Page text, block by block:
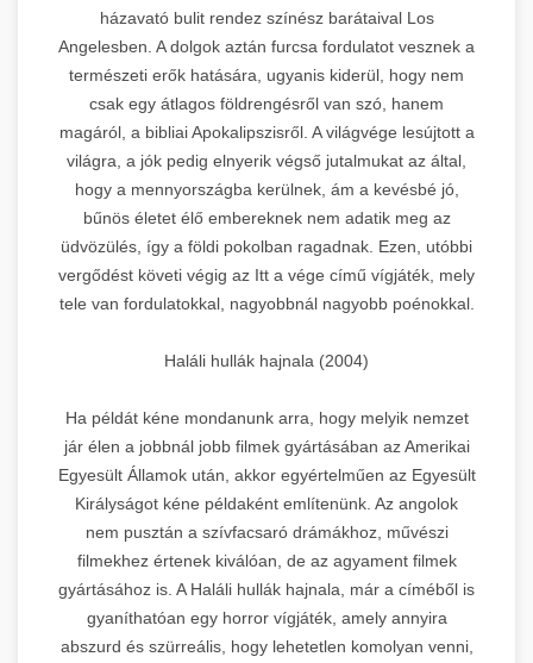
házavató bulit rendez színész barátaival Los
Angelesben. A dolgok aztán furcsa fordulatot vesznek a
természeti erők hatására, ugyanis kiderül, hogy nem
csak egy átlagos földrengésről van szó, hanem
magáról, a bibliai Apokalipszisről. A világvége lesújtott a
világra, a jók pedig elnyerik végső jutalmukat az által,
hogy a mennyországba kerülnek, ám a kevésbé jó,
bűnös életet élő embereknek nem adatik meg az
üdvözülés, így a földi pokolban ragadnak. Ezen, utóbbi
vergődést követi végig az Itt a vége című vígjáték, mely
tele van fordulatokkal, nagyobbnál nagyobb poénokkal.
Haláli hullák hajnala (2004)
Ha példát kéne mondanunk arra, hogy melyik nemzet
jár élen a jobbnál jobb filmek gyártásában az Amerikai
Egyesült Államok után, akkor egyértelműen az Egyesült
Királyságot kéne példaként említenünk. Az angolok
nem pusztán a szívfacsaró drámákhoz, művészi
filmekhez értenek kiválóan, de az agyament filmek
gyártásához is. A Haláli hullák hajnala, már a címéből is
gyaníthatóan egy horror vígjáték, amely annyira
abszurd és szürreális, hogy lehetetlen komolyan venni,